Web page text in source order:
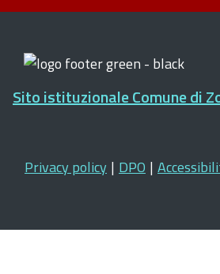
Sito istituzionale Comune di
Privacy policy | DPO |